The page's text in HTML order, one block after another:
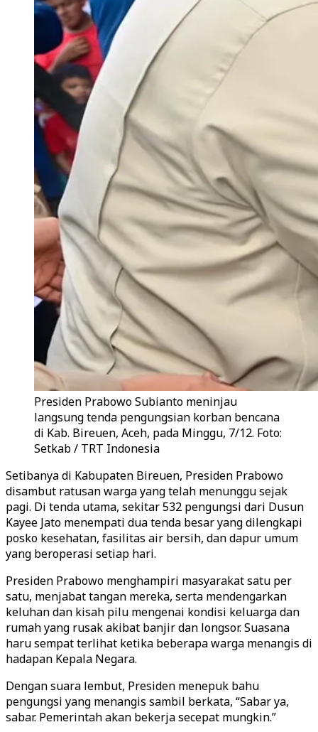
Presiden Prabowo Subianto meninjau
langsung tenda pengungsian korban bencana
di Kab. Bireuen, Aceh, pada Minggu, 7/12. Foto:
Setkab / TRT Indonesia
Setibanya di Kabupaten Bireuen, Presiden Prabowo
disambut ratusan warga yang telah menunggu sejak
pagi. Di tenda utama, sekitar 532 pengungsi dari Dusun
Kayee Jato menempati dua tenda besar yang dilengkapi
posko kesehatan, fasilitas air bersih, dan dapur umum
yang beroperasi setiap hari.
Presiden Prabowo menghampiri masyarakat satu per
satu, menjabat tangan mereka, serta mendengarkan
keluhan dan kisah pilu mengenai kondisi keluarga dan
rumah yang rusak akibat banjir dan longsor. Suasana
haru sempat terlihat ketika beberapa warga menangis di
hadapan Kepala Negara.
Dengan suara lembut, Presiden menepuk bahu
pengungsi yang menangis sambil berkata, “Sabar ya,
sabar. Pemerintah akan bekerja secepat mungkin.”